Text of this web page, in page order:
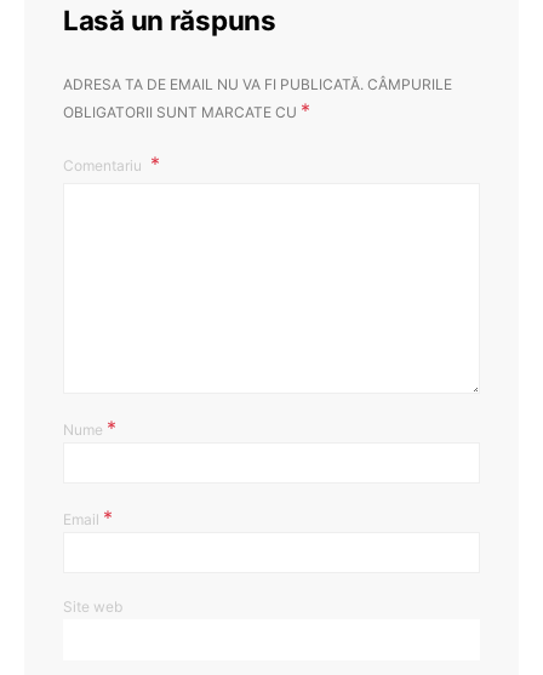
Lasă un răspuns
ADRESA TA DE EMAIL NU VA FI PUBLICATĂ. CÂMPURILE
OBLIGATORII SUNT MARCATE CU *
Comentariu
Nume *
Email *
Site web